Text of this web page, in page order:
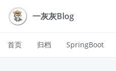
一灰灰Blog
首页 归档 SpringBoot